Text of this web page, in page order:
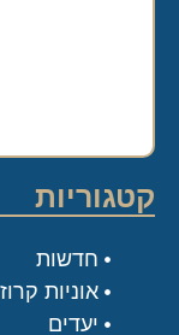
קטגוריות
חדשות
אוניות
יעדים